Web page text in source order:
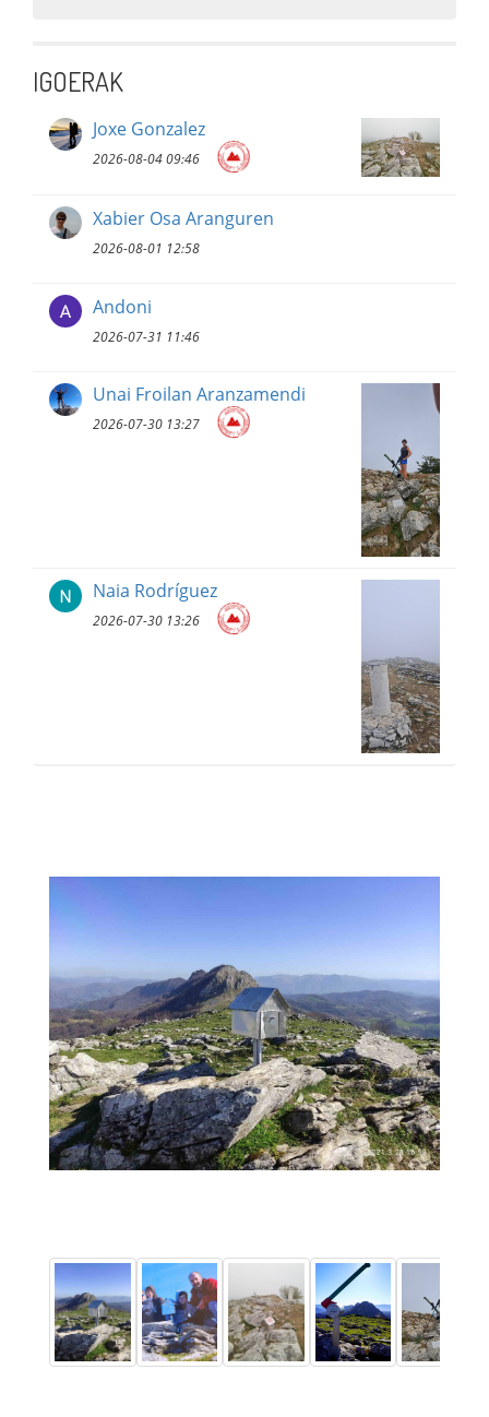
IGOERAK
Joxe Gonzalez
2026-08-04 09:46
Xabier Osa Aranguren
2026-08-01 12:58
Andoni
2026-07-31 11:46
Unai Froilan Aranzamendi
2026-07-30 13:27
Naia Rodríguez
2026-07-30 13:26